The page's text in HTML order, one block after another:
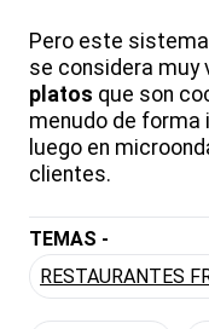
Pero este
se considera muy
platos que son
menudo de forma
luego en
clientes.
TEMAS -
RESTAURANTES